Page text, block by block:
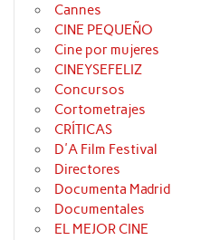
Cannes
CINE PEQUEÑO
Cine por mujeres
CINEYSEFELIZ
Concursos
Cortometrajes
CRÍTICAS
D'A Film Festival
Directores
Documenta Madrid
Documentales
EL MEJOR CINE